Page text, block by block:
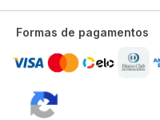
Formas de pagamentos